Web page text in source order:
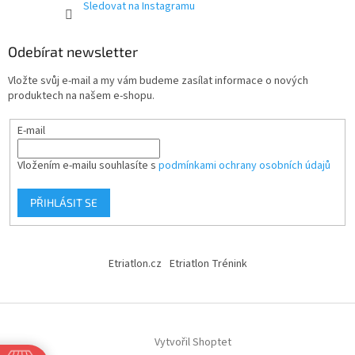
Sledovat na Instagramu
Odebírat newsletter
Vložte svůj e-mail a my vám budeme zasílat informace o nových
produktech na našem e-shopu.
E-mail
Vložením e-mailu souhlasíte s podmínkami ochrany osobních údajů
PŘIHLÁSIT SE
Etriatlon.cz Etriatlon Trénink
Vytvořil Shoptet